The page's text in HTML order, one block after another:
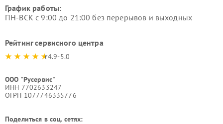
График работы:
ПН-ВСК с 9:00 до 21:00 без перерывов и выходных
Рейтинг сервисного центра
4.9-5.0
ООО "Русервис"
ИНН 7702633247
ОГРН 1077746335776
Поделиться в соц. сетях: